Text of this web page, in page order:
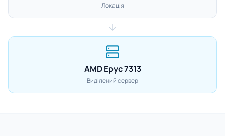
Локація
AMD Epyc 7313
Виділений сервер